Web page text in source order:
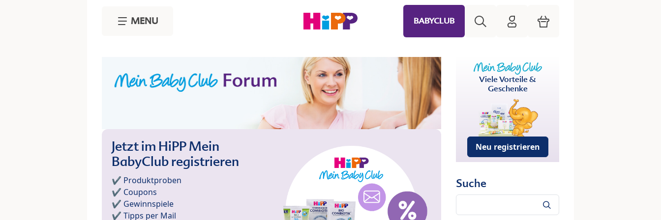
MENU BABYCLUB HiPP Mein Babyclub
Warenkorb
Jetzt im HiPP Mein
BabyClub registrieren
✔️ Produktproben
✔️ Coupons
✔️ Gewinnspiele
✔️ Tipps per Mail
Viele Vorteile &
Geschenke
Neu registrieren
Suche